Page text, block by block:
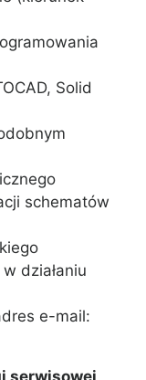
Solid
schematów
działaniu
e-mail: